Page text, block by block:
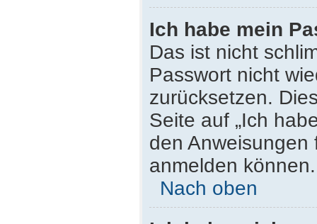
Ich habe mein
Das ist nicht
Passwort nicht
zurücksetzen.
Seite auf „Ich
den
anmelden können.
Nach oben